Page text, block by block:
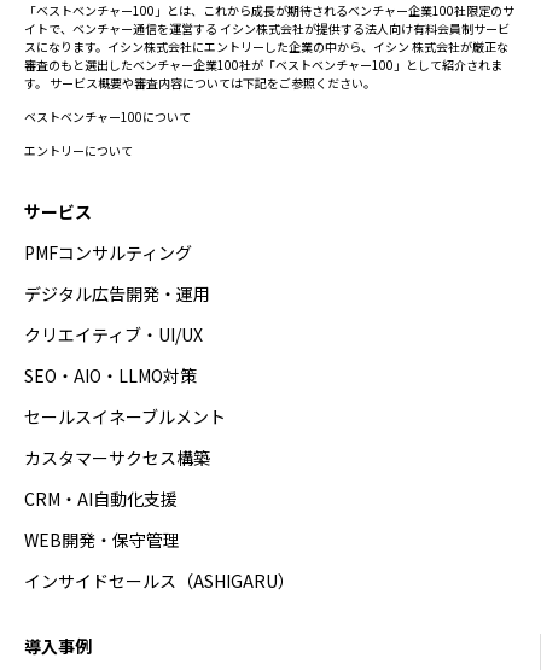
「ベストベンチャー100」とは、これから成長が期待されるベンチャー企業100社限定のサ
イトで、ベンチャー通信を運営する イシン株式会社が提供する法人向け有料会員制サービ
スになります。イシン株式会社にエントリーした企業の中から、イシン 株式会社が厳正な
審査のもと選出したベンチャー企業100社が「ベストベンチャー100」として紹介されま
す。 サービス概要や審査内容については下記をご参照ください。
ベストベンチャー100について
エントリーについて
サービス
PMFコンサルティング
デジタル広告開発・運用
クリエイティブ・UI/UX
SEO・AIO・LLMO対策
セールスイネーブルメント
カスタマーサクセス構築
CRM・AI自動化支援
WEB開発・保守管理
インサイドセールス（ASHIGARU）
導入事例